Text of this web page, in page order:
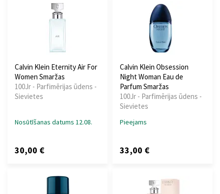
Calvin Klein Eternity Air For
Women Smaržas
100Jr - Parfimērijas ūdens -
Sievietes
Nosūtīšanas datums 12.08.
30,00 €
Calvin Klein Obsession
Night Woman Eau de
Parfum Smaržas
100Jr - Parfimērijas ūdens -
Sievietes
Pieejams
33,00 €